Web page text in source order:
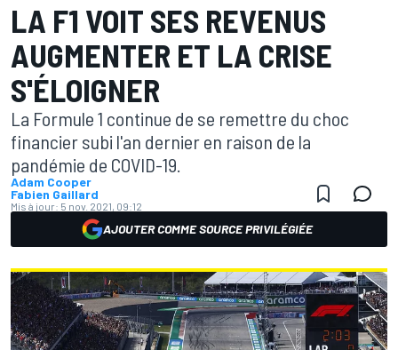
LA F1 VOIT SES REVENUS
AUGMENTER ET LA CRISE
S'ÉLOIGNER
La Formule 1 continue de se remettre du choc
financier subi l'an dernier en raison de la
pandémie de COVID-19.
Adam Cooper
Fabien Gaillard
Mis à jour: 5 nov. 2021, 09:12
AJOUTER COMME SOURCE PRIVILÉGIÉE